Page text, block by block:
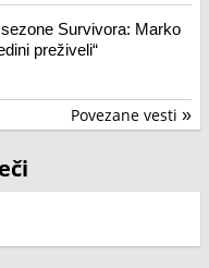
Survivora: Marko
preživeli“
Povezane vesti »